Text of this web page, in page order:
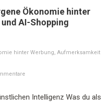
Ökonomie hinter
AI-Shopping
Intelligenz Was du als